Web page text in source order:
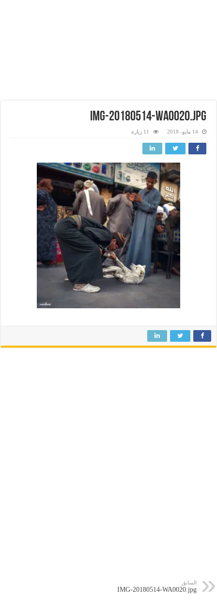
IMG-20180514-WA0020.jpg
14 مايو، 2018 11 زيارة
السابق
IMG-20180514-WA0020.jpg